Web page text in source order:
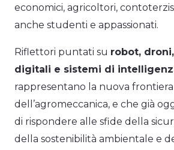
economici, agricoltori,
anche studenti e appassionati.
Riflettori puntati su robot,
digitali e sistemi di
rappresentano la nuova frontiera
dell’agromeccanica, e che già
di rispondere alle sfide della
della sostenibilità ambientale e